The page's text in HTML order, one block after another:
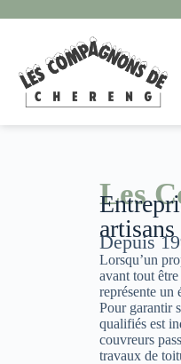
Les
Depuis
Lorsqu’un
avant tout
représente un
Pour garantir
qualifiés est
couvreurs
travaux de